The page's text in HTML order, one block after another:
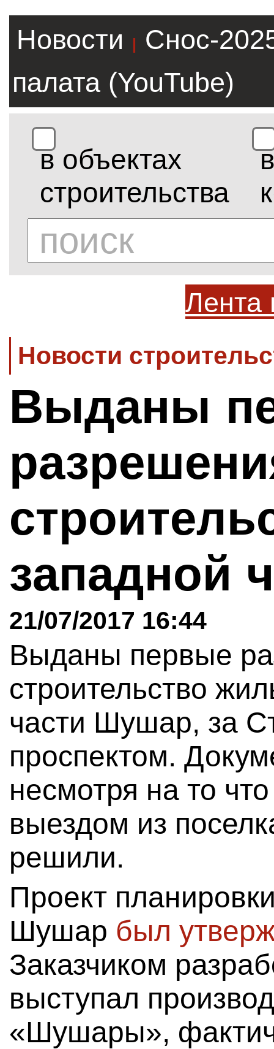
Новости |
Снос-
палата (YouTube)
в объектах
строительства
в
Лента
Новости
Выданы
западной
21/07/2017 16:44
Выданы первые
строительство
части Шушар, за
проспектом.
несмотря на то
выездом из
решили.
Проект
Шушар был
Заказчиком
выступал
«Шушары»,